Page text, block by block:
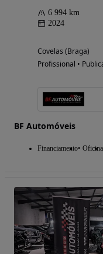
6 994 km
2024
Covelas (Braga)
Profissional •
BF Automóveis
Financiamento Oficina